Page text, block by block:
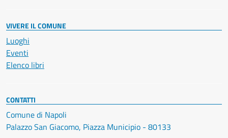
VIVERE IL COMUNE
Luoghi
Eventi
Elenco libri
CONTATTI
Comune di Napoli
Palazzo San Giacomo, Piazza Municipio - 80133